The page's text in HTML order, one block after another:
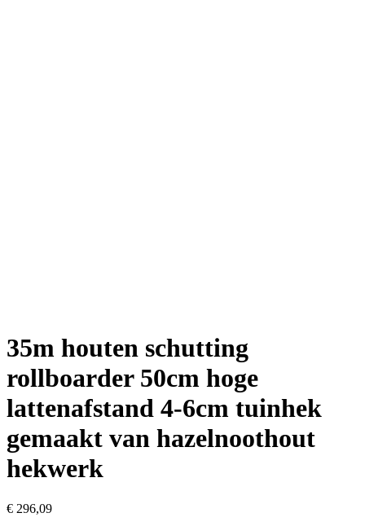
35m houten schutting
rollboarder 50cm hoge
lattenafstand 4-6cm tuinhek
gemaakt van hazelnoothout
hekwerk
€ 296,09